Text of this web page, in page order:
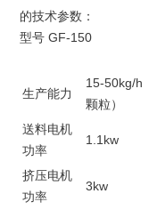
的技术参数：
型号GF-150
生产能力
15-50kg/h
颗粒）
送料电机
功率
1.1 kw
挤压电机
功率
3kw